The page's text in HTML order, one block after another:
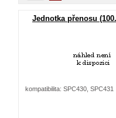
Jednotka přenosu
kompatibilita: SPC430, SPC431